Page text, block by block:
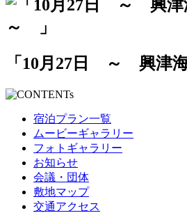
「10月27日 ～ 興津
宿泊プラン一覧
ムービーギャラリー
フォトギャラリー
お知らせ
会議・団体
敷地マップ
交通アクセス